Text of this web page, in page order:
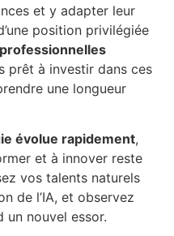
et y adapter leur
position privilégiée
prêt à investir dans ces
une longueur
évolue rapidement,
et à innover reste
vos talents naturels
de l’IA, et observez
nouvel essor.